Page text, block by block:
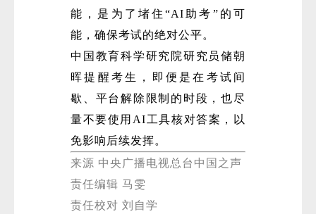
能，是为了堵住“AI助考”的可
能，确保考试的绝对公平。
中国教育科学研究院研究员储朝
晖提醒考生，即便是在考试间
歇、平台解除限制的时段，也尽
量不要使用AI工具核对答案，以
免影响后续发挥。
来源 中央广播电视总台中国之声
责任编辑 马雯
责任校对 刘自学